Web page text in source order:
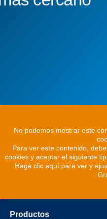
No podemos mostrar este
Para ver este contenido,
cookies y aceptar el siguiente
Haga clic aquí para ver y
Productos